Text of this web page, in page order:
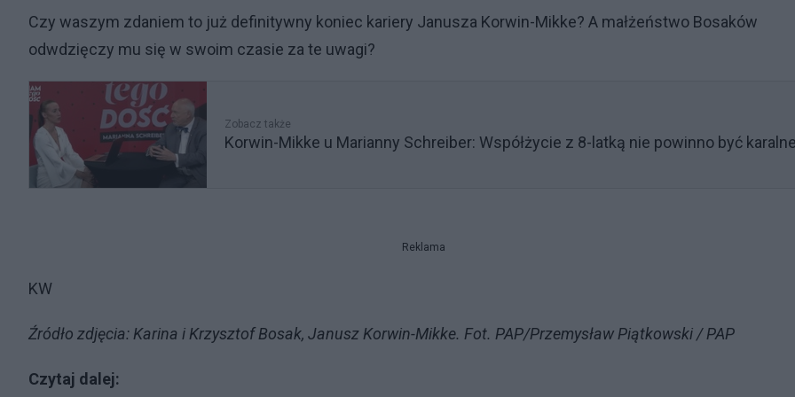
Czy waszym zdaniem to już definitywny koniec kariery Janusza Korwin-Mikke? A małżeństwo Bosaków
odwdzięczy mu się w swoim czasie za te uwagi?
Zobacz także
Korwin-Mikke u Marianny Schreiber: Współżycie z 8-latką nie powinno być
Reklama
KW
Źródło zdjęcia: Karina i Krzysztof Bosak, Janusz Korwin-Mikke. Fot. PAP/Przemysław Piątkowski / PAP
Czytaj dalej: